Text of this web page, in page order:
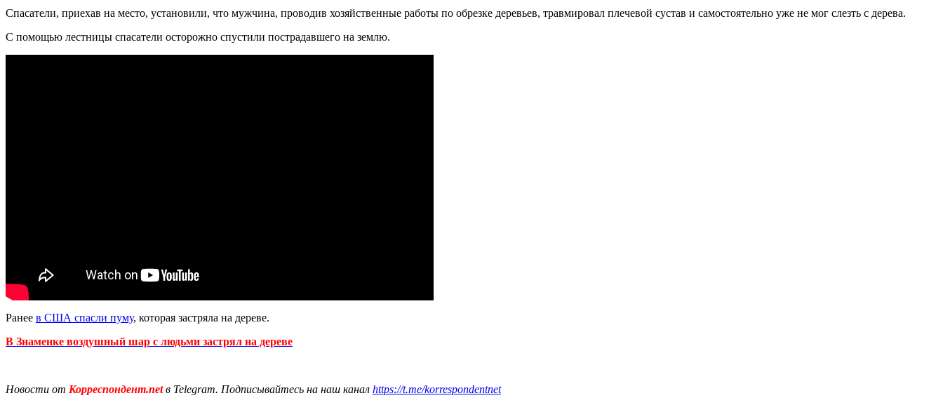
Спасатели, приехав на место, установили, что мужчина, проводив хозяйственные работы по обрезке деревьев, травмировал плечевой сустав и самостоятельно уже не мог слезть с дерева.
С помощью лестницы спасатели осторожно спустили пострадавшего на землю.
Ранее в США спасли пуму, которая застряла на дереве.
В Знаменке воздушный шар с людьми застрял на дереве
Новости от Корреспондент.netв Telegram. Подписывайтесь на наш канал https://t.me/korrespondentnet